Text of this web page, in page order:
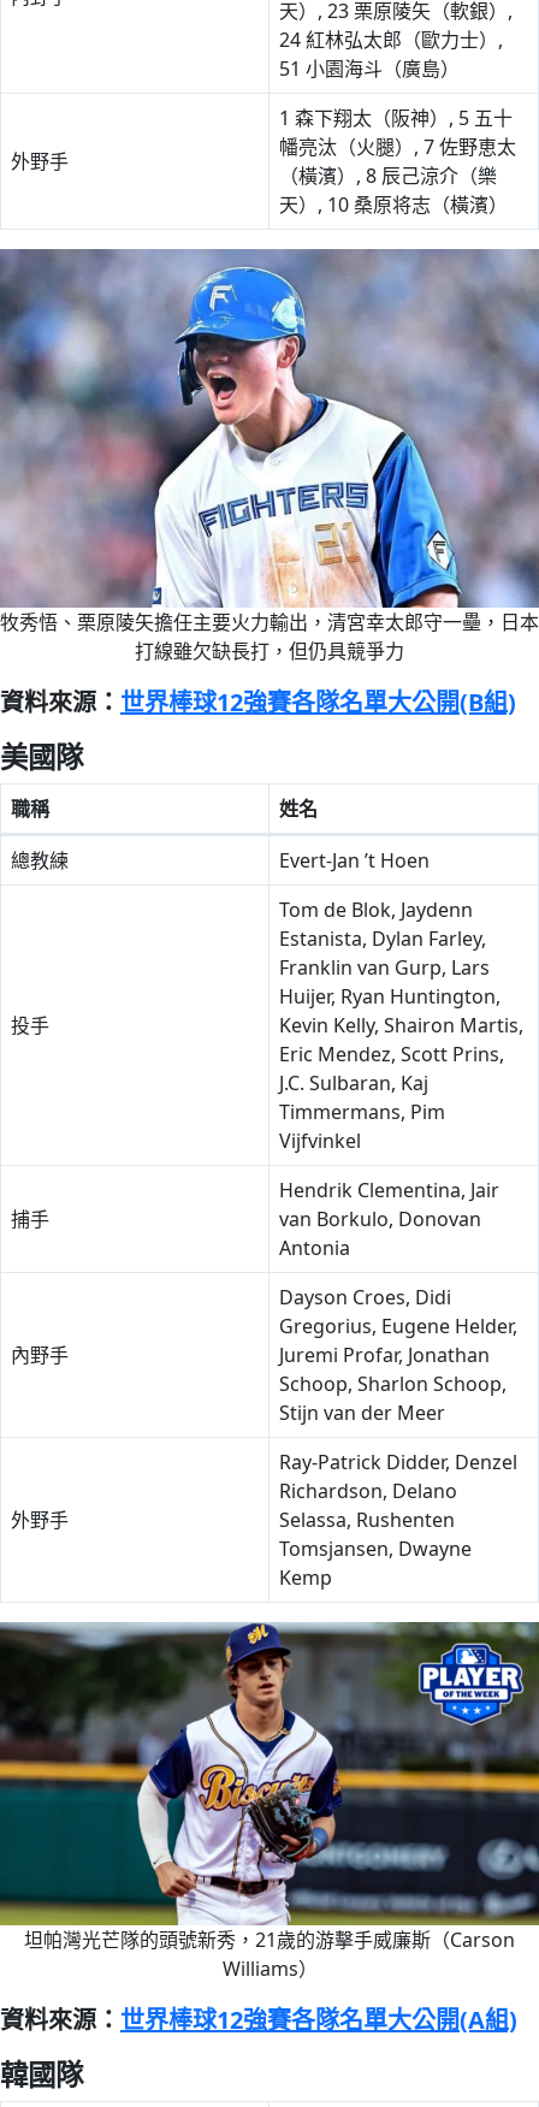
天）, 23 栗原陵矢（軟銀）,
24 紅林弘太郎（歐力士）,
51 小園海斗（廣島）
外野手
1 森下翔太（阪神）, 5 五十
幡亮汰（火腿）, 7 佐野恵太
（橫濱）, 8 辰己涼介（樂
天）, 10 桑原将志（橫濱）
牧秀悟、栗原陵矢擔任主要火力輸出，清宮幸太郎守一壘，日本
打線雖欠缺長打，但仍具競爭力
資料來源： 世界棒球12強賽各隊名單大公開(B組)
美國隊
職稱
姓名
總教練
Evert-Jan ’t Hoen
投手
Tom de Blok, Jaydenn
Estanista, Dylan Farley,
Franklin van Gurp, Lars
Huijer, Ryan Huntington,
Kevin Kelly, Shairon Martis,
Eric Mendez, Scott Prins,
J.C. Sulbaran, Kaj
Timmermans, Pim
Vijfvinkel
捕手
Hendrik Clementina, Jair
van Borkulo, Donovan
Antonia
內野手
Dayson Croes, Didi
Gregorius, Eugene Helder,
Juremi Profar, Jonathan
Schoop, Sharlon Schoop,
Stijn van der Meer
外野手
Ray-Patrick Didder, Denzel
Richardson, Delano
Selassa, Rushenten
Tomsjansen, Dwayne
Kemp
坦帕灣光芒隊的頭號新秀，21歲的游擊手威廉斯（Carson
Williams）
資料來源： 世界棒球12強賽各隊名單大公開(A組)
韓國隊